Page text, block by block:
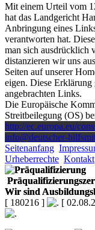
Mit einem Urteil vom
hat das Landgericht
Anbringung eines
verantworten hat.
man sich ausdrücklich
distanzieren wir uns
Seiten auf unserer
eigen. Diese
angebrachten Links.
Die Europäische
Streitbeilegung (OS)
http://ec.europa.eu/
info@deutscher-
Seitenanfang
Urheberrechte Kontakt
Wir sind
[ 180216 ]
[